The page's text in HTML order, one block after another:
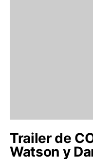
Trailer de
Watson y